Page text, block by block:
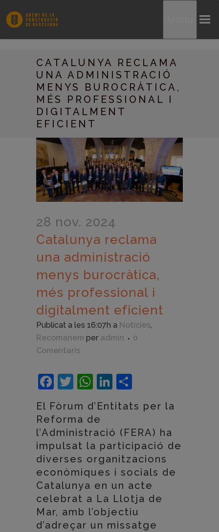
CATALUNYA RECLAMA
UNA ADMINISTRACIÓ
MENYS BUROCRÀTICA,
MÉS PROFESSIONAL I
DIGITALMENT
EFICIENT
28 nov. 2024
Catalunya reclama
una administració
menys burocràtica,
més professional i
digitalment eficient
Publicat a les 16:07h a Notícies,
Recomanem per admin
0
Comentaris
Facebook
Twitter
WhatsApp
LinkedIn
El Fòrum d’Entitats per la
Reforma de
l’Administració ( FERA) ha
impulsat la participació de
diverses organitzacions
econòmiques i socials de
Catalunya en un acte
celebrat a La Llotja de
Mar, amb l’objectiu
d’adreçar un missatge